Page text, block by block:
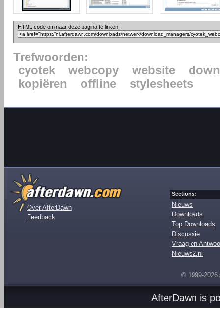
HTML code om naar deze pagina te linken:
Trefwoorden:
cyotek
webcopy website
kopiëren
offline stylesheets
Over AfterDawn
Feedback
Sections:
Nieuws
Downloads
Top Downloads
Discussie
Vraag en
Nieuws2.nl
© 1999-2026
AfterDawn is